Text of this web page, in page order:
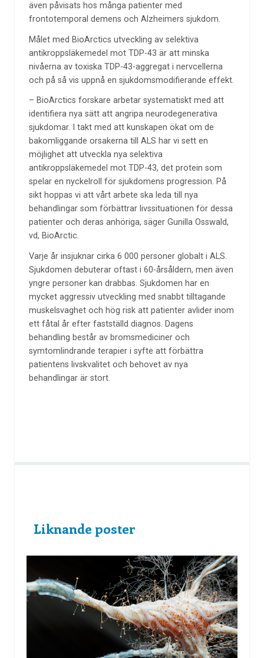
även påvisats hos många patienter med
frontotemporal demens och Alzheimers sjukdom.
Målet med BioArctics utveckling av selektiva
antikroppsläkemedel mot TDP-43 är att minska
nivåerna av toxiska TDP-43-aggregat i nervcellerna
och på så vis uppnå en sjukdomsmodifierande effekt.
– BioArctics forskare arbetar systematiskt med att
identifiera nya sätt att angripa neurodegenerativa
sjukdomar. I takt med att kunskapen ökat om de
bakomliggande orsakerna till ALS har vi sett en
möjlighet att utveckla nya selektiva
antikroppsläkemedel mot TDP-43, det protein som
spelar en nyckelroll för sjukdomens progression. På
sikt hoppas vi att vårt arbete ska leda till nya
behandlingar som förbättrar livssituationen för dessa
patienter och deras anhöriga, säger Gunilla Osswald,
vd, BioArctic.
Varje år insjuknar cirka 6 000 personer globalt i ALS.
Sjukdomen debuterar oftast i 60-årsåldern, men även
yngre personer kan drabbas. Sjukdomen har en
mycket aggressiv utveckling med snabbt tilltagande
muskelsvaghet och hög risk att patienter avlider inom
ett fåtal år efter fastställd diagnos. Dagens
behandling består av bromsmediciner och
symtomlindrande terapier i syfte att förbättra
patientens livskvalitet och behovet av nya
behandlingar är stort.
Liknande poster